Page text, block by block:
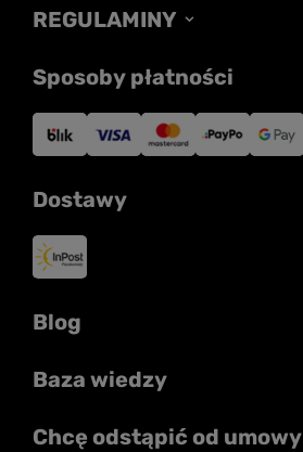
REGULAMINY
Sposoby płatności
Dostawy
Blog
Baza wiedzy
Chcę odstąpić od umowy